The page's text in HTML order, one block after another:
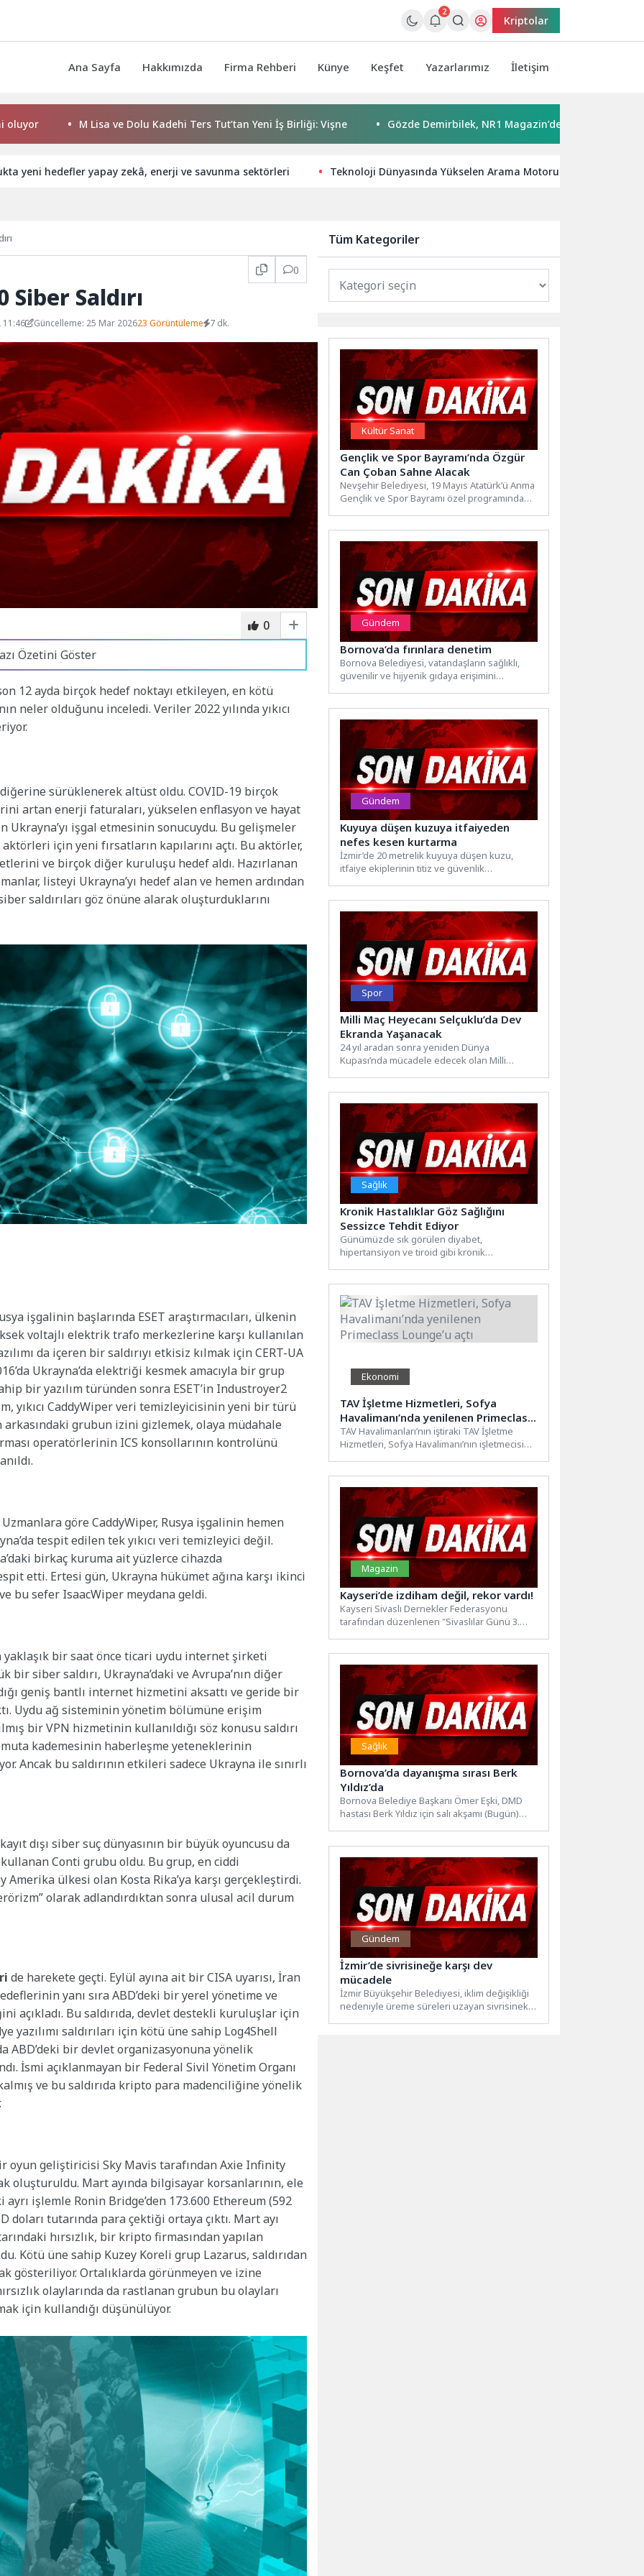
2
Kriptolar
Ana Sayfa Hakkımızda Firma Rehberi Künye Keşfet Yazarlarımız İletişim
M Lisa ve Dolu Kadehi Ters Tut’tan Yeni İş Birliği: Vişne Gözde Demirbilek, NR1 Magazin’de: ‘Son assolist olarak var
yeni hedefler yapay zekâ, enerji ve savunma sektörleri Teknoloji Dünyasında Yükselen Arama Motoru Trendleri
0
Siber Saldırı
11:46 Güncelleme: 25 Mar 202623 Görüntüleme 7 dk.
0
Özetini Göster
12 ayda birçok hedef noktayı etkileyen, en kötü
neler olduğunu inceledi. Veriler 2022 yılında yıkıcı
sürüklenerek altüst oldu. COVID-19 birçok
artan enerji faturaları, yükselen enflasyon ve hayat
Ukrayna’yı işgal etmesinin sonucuydu. Bu gelişmeler
için yeni fırsatların kapılarını açtı. Bu aktörler,
ve birçok diğer kuruluşu hedef aldı. Hazırlanan
listeyi Ukrayna’yı hedef alan ve hemen ardından
saldırıları göz önüne alarak oluşturduklarını
işgalinin başlarında ESET araştırmacıları, ülkenin
voltajlı elektrik trafo merkezlerine karşı kullanılan
da içeren bir saldırıyı etkisiz kılmak için CERT-UA
Ukrayna’da elektriği kesmek amacıyla bir grup
bir yazılım türünden sonra ESET’in Industroyer2
yıkıcı CaddyWiper veri temizleyicisinin yeni bir türü
grubun izini gizlemek, olaya müdahale
operatörlerinin ICS konsollarının kontrolünü
Uzmanlara göre CaddyWiper, Rusya işgalinin hemen
tespit edilen tek yıkıcı veri temizleyici değil.
birkaç kuruma ait yüzlerce cihazda
etti. Ertesi gün, Ukrayna hükümet ağına karşı ikinci
ve bu sefer IsaacWiper meydana geldi.
bir saat önce ticari uydu internet şirketi
bir siber saldırı, Ukrayna’daki ve Avrupa’nın diğer
geniş bantlı internet hizmetini aksattı ve geride bir
Uydu ağ sisteminin yönetim bölümüne erişim
bir VPN hizmetinin kullanıldığı söz konusu saldırı
kademesinin haberleşme yeteneklerinin
Ancak bu saldırının etkileri sadece Ukrayna ile sınırlı
dışı siber suç dünyasının bir büyük oyuncusu da
kullanan Conti grubu oldu. Bu grup, en ciddi
Amerika ülkesi olan Kosta Rika’ya karşı gerçekleştirdi.
olarak adlandırdıktan sonra ulusal acil durum
de harekete geçti. Eylül ayına ait bir CISA uyarısı, İran
yanı sıra ABD’deki bir yerel yönetime ve
açıkladı. Bu saldırıda, devlet destekli kuruluşlar için
yazılımı saldırıları için kötü üne sahip Log4Shell
ABD’deki bir devlet organizasyonuna yönelik
İsmi açıklanmayan bir Federal Sivil Yönetim Organı
ve bu saldırıda kripto para madenciliğine yönelik
oyun geliştiricisi Sky Mavis tarafından Axie Infinity
oluşturuldu. Mart ayında bilgisayar korsanlarının, ele
işlemle Ronin Bridge’den 173.600 Ethereum (592
doları tutarında para çektiği ortaya çıktı. Mart ayı
hırsızlık, bir kripto firmasından yapılan
Kötü üne sahip Kuzey Koreli grup Lazarus, saldırıdan
gösteriliyor. Ortalıklarda görünmeyen ve izine
olaylarında da rastlanan grubun bu olayları
için kullandığı düşünülüyor.
Tüm Kategoriler
Kültür Sanat
Gençlik ve Spor Bayramı’nda Özgür
Can Çoban Sahne Alacak
Nevşehir Belediyesi, 19 Mayıs Atatürk’ü Anma
Gençlik ve Spor Bayramı özel programında
Gündem
Bornova’da fırınlara denetim
Bornova Belediyesi, vatandaşların sağlıklı,
güvenilir ve hijyenik gıdaya erişimini
Gündem
Kuyuya düşen kuzuya itfaiyeden
nefes kesen kurtarma
İzmir’de 20 metrelik kuyuya düşen kuzu,
itfaiye ekiplerinin titiz ve güvenlik
Spor
Milli Maç Heyecanı Selçuklu’da Dev
Ekranda Yaşanacak
24 yıl aradan sonra yeniden Dünya
Kupası’nda mücadele edecek olan Milli
Sağlık
Kronik Hastalıklar Göz Sağlığını
Sessizce Tehdit Ediyor
Günümüzde sık görülen diyabet,
hipertansiyon ve tiroid gibi kronik
Ekonomi
TAV İşletme Hizmetleri, Sofya
Havalimanı’nda yenilenen Primeclass
Lounge’u açtı
TAV Havalimanları’nın iştiraki TAV İşletme
Hizmetleri, Sofya Havalimanı’nın işletmecisi
Magazin
Kayseri’de izdiham değil, rekor vardı!
Kayseri Sivaslı Dernekler Federasyonu
tarafından düzenlenen "Sivaslılar Günü 3.
Sağlık
Bornova’da dayanışma sırası Berk
Yıldız’da
Bornova Belediye Başkanı Ömer Eşki, DMD
hastası Berk Yıldız için salı akşamı (Bugün)
Gündem
İzmir’de sivrisineğe karşı dev
mücadele
İzmir Büyükşehir Belediyesi, iklim değişikliği
nedeniyle üreme süreleri uzayan sivrisinek